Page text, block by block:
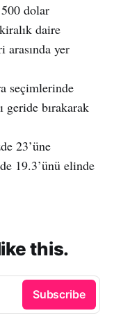
dolar
daire
arasında yer
seçimlerinde
geride bırakarak
23’üne
19.3’ünü elinde
this.
Subscribe